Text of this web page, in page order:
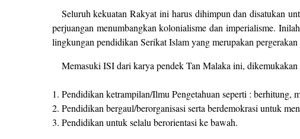
Seluruh kekuatan Rakyat ini harus dihimpun dan disatukan
perjuangan menumbangkan kolonialisme dan imperialisme.
lingkungan pendidikan Serikat Islam yang merupakan
Memasuki ISI dari karya pendek Tan Malaka ini,
1. Pendidikan ketrampilan/Ilmu Pengetahuan seperti :
2. Pendidikan bergaul/berorganisasi serta berdemokrasi untuk
3. Pendidikan untuk selalu berorientasi ke bawah.